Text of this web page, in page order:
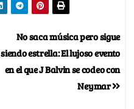
No saca música pero sigue
siendo estrella: El lujoso evento
en el que J Balvin se codeo con
Neymar